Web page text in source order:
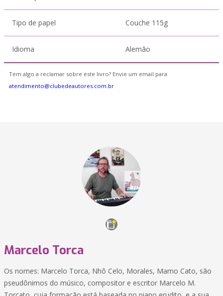
Tipo de papel Couche 115g
Idioma Alemão
Tem algo a reclamar sobre este livro? Envie um email para
atendimento@clubedeautores.com.br
Marcelo Torca
Os nomes: Marcelo Torca, Nhô Celo, Morales, Mamo Cato, são
pseudônimos do músico, compositor e escritor Marcelo M.